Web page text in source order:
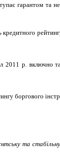
гарантом та
2011 р. включно
боргового
та